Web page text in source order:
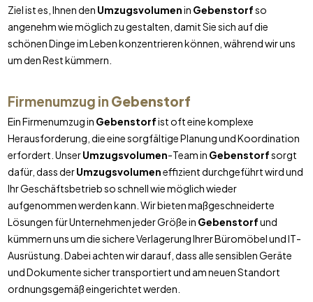
Ziel ist es, Ihnen den Umzugsvolumenin Gebenstorfso
angenehm wie möglich zu gestalten, damit Sie sich auf die
schönen Dinge im Leben konzentrieren können, während wir uns
um den Rest kümmern.
Firmenumzug in Gebenstorf
Ein Firmenumzug in Gebenstorfist oft eine komplexe
Herausforderung, die eine sorgfältige Planung und Koordination
erfordert. UnserUmzugsvolumen-Team in Gebenstorfsorgt
dafür, dass derUmzugsvolumeneffizient durchgeführt wird und
Ihr Geschäftsbetrieb so schnell wie möglich wieder
aufgenommen werden kann. Wir bieten maßgeschneiderte
Lösungen für Unternehmen jeder Größe in Gebenstorfund
kümmern uns um die sichere Verlagerung Ihrer Büromöbel und IT-
Ausrüstung. Dabei achten wir darauf, dass alle sensiblen Geräte
und Dokumente sicher transportiert und am neuen Standort
ordnungsgemäß eingerichtet werden.